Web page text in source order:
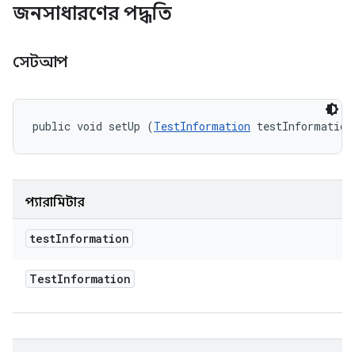
জনসাধারণের পদ্ধতি
সেটআপ
public void setUp (TestInformation
প্যারামিটার
testInformation
TestInformation